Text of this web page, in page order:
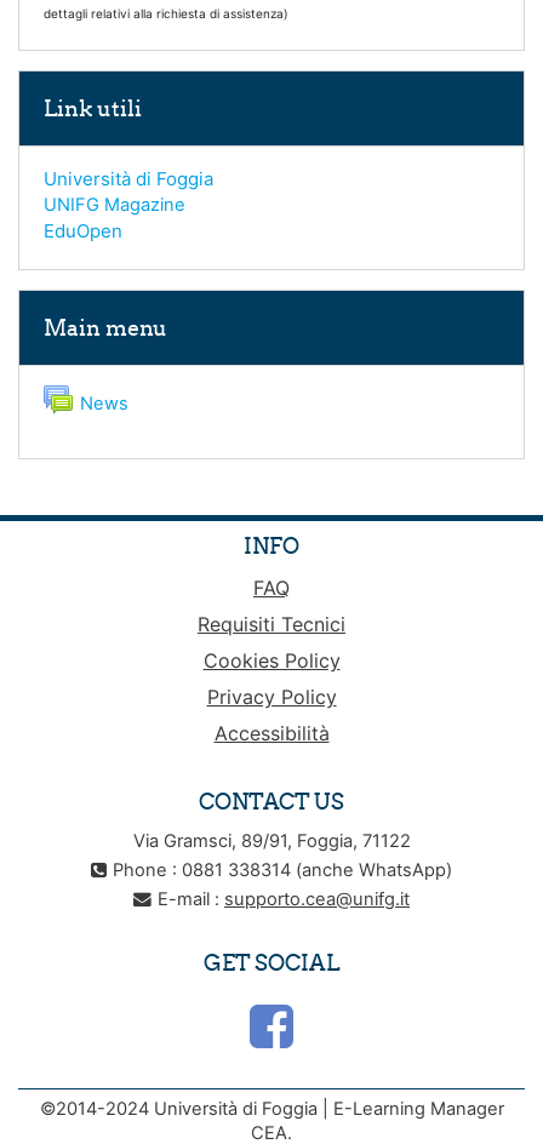
dettagli relativi alla richiesta di assistenza)
Link utili
Università di Foggia
UNIFG Magazine
EduOpen
Main menu
News
INFO
FAQ
Requisiti Tecnici
Cookies Policy
Privacy Policy
Accessibilità
CONTACT US
Via Gramsci, 89/91, Foggia, 71122
Phone : 0881 338314 (anche WhatsApp)
E-mail : supporto.cea@unifg.it
GET SOCIAL
©2014-2024 Università di Foggia | E-Learning Manager
CEA.